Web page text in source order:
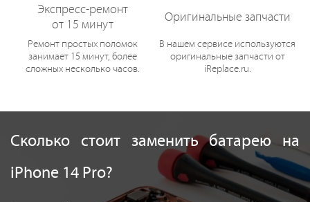
Экспресс-ремонт
от 15 минут
Ремонт простых поломок
занимает 15 минут, более
сложных несколько часов.
Оригинальные запчасти
В нашем сервисе используются
оригинальные запчасти от
iReplace.ru.
Сколько стоит заменить батарею на
iPhone 14 Pro?